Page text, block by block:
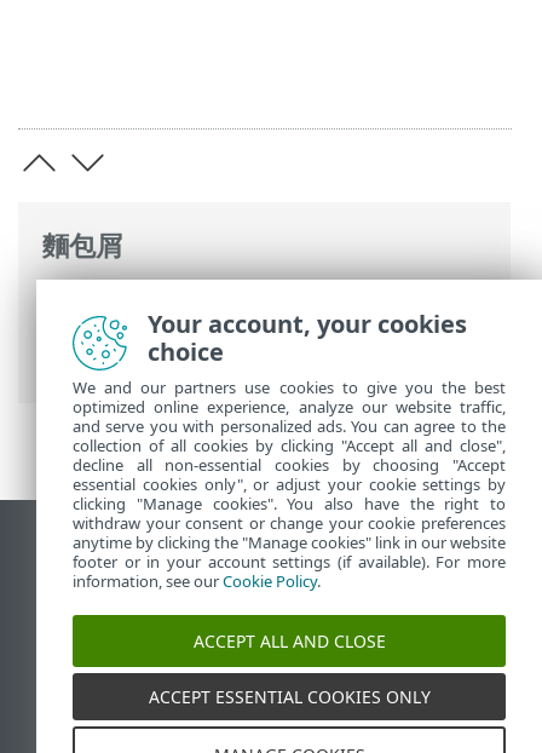
麵包屑
遷移並重新安裝 > 遷移後變更 ESET
PROTECT 伺服器 IP 位址或主機名稱
檢視桌面網站
End of Life
ESET 知識庫
ESET Status Portal
Your account, your cookies
choice
We and our partners use cookies to give you the best
optimized online experience, analyze our website traffic,
and serve you with personalized ads. You can agree to the
collection of all cookies by clicking "Accept all and close",
decline all non-essential cookies by choosing "Accept
essential cookies only", or adjust your cookie settings by
clicking "Manage cookies". You also have the right to
withdraw your consent or change your cookie preferences
anytime by clicking the "Manage cookies" link in our website
footer or in your account settings (if available). For more
information, see ourCookie Policy.
ACCEPT ALL AND CLOSE
ACCEPT ESSENTIAL COOKIES ONLY